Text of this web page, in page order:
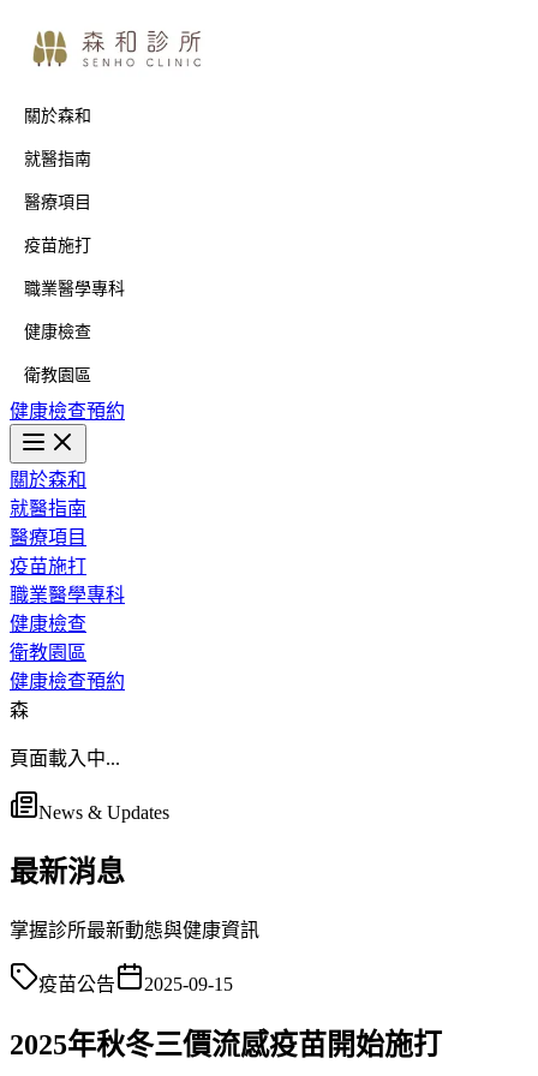
關於森和
就醫指南
醫療項目
疫苗施打
職業醫學專科
健康檢查
衛教園區
健康檢查預約
關於森和
就醫指南
醫療項目
疫苗施打
職業醫學專科
健康檢查
衛教園區
健康檢查預約
森
頁面載入中...
News & Updates
最新消息
掌握診所最新動態與健康資訊
疫苗公告 2025-09-15
2025年秋冬三價流感疫苗開始施打